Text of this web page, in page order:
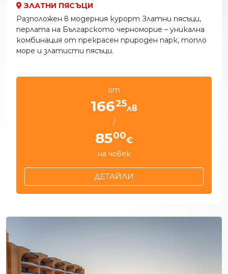
ЗЛАТНИ ПЯСЪЦИ
Разположен в модерния курорт Златни пясъци,
перлата на Българското черноморие – уникална
комбинация от прекрасен природен парк, топло
море и златисти пясъци.
от
16625лв
/
8500€
на човек
ДЕТАЙЛИ